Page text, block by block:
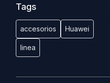
Tags
accesorios Huawei
linea